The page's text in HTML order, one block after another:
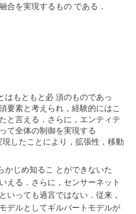
を実現するもの である．
もともと必 須のものであっ
要素と考えられ，経験的にはこ
と言える．さらに，エンティテ
て全体の制御を実現する
したことにより，拡張性，移動
じめ知るこ とができないた
える．さらに，センサーネット
いっても過言ではない．従来，
デルとしてギルバートモデルが